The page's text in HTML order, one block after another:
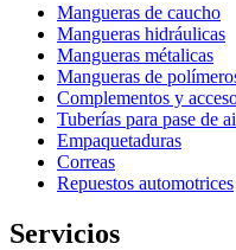
Mangueras de caucho
Mangueras hidráulicas
Mangueras métalicas
Mangueras de
Complementos y
Tuberías para pase de
Empaquetaduras
Correas
Repuestos automotrices
Servicios